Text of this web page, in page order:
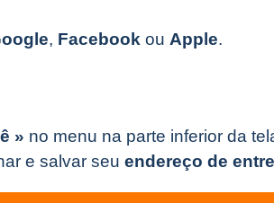
, Facebook ou Apple.
» no menu na parte inferior da
e salvar seu endereço de